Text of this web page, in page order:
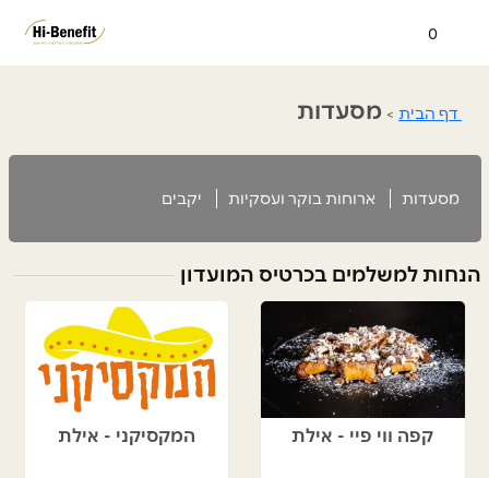
0
דף הבית > מסעדות
מסעדות ארוחות בוקר ועסקיות יקבים
הנחות למשלמים בכרטיס המועדון
קפה ווי פיי - אילת המקסיקני - אילת